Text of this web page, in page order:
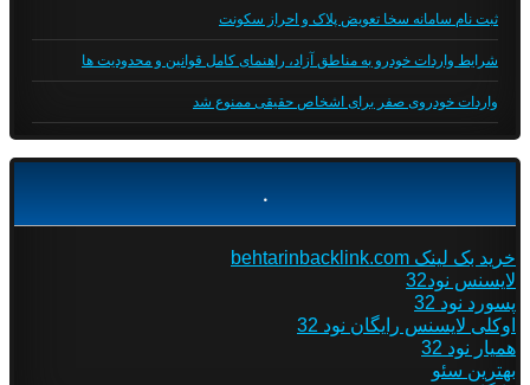
ثبت نام سامانه سخا تعویض پلاک و احراز سکونت
شرایط واردات خودرو به مناطق آزاد، راهنمای کامل قوانین و محدودیت ها
واردات خودروی صفر برای اشخاص حقیقی ممنوع شد
.
خرید بک لینک behtarinbacklink.com
لایسنس نود32
پسورد نود 32
اوکلی لایسنس رایگان نود 32
همیار نود 32
بهترین سئو